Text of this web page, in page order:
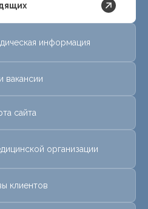
информация
вакансии
сайта
организации
клиентов